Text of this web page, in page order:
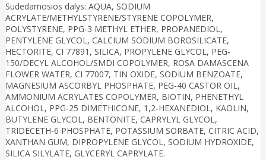
Sudedamosios dalys: AQUA, SODIUM
ACRYLATE/METHYLSTYRENE/STYRENE COPOLYMER,
POLYSTYRENE, PPG-3 METHYL ETHER, PROPANEDIOL,
PENTYLENE GLYCOL, CALCIUM SODIUM BOROSILICATE,
HECTORITE, CI 77891, SILICA, PROPYLENE GLYCOL, PEG-
150/DECYL ALCOHOL/SMDI COPOLYMER, ROSA DAMASCENA
FLOWER WATER, CI 77007, TIN OXIDE, SODIUM BENZOATE,
MAGNESIUM ASCORBYL PHOSPHATE, PEG-40 CASTOR OIL,
AMMONIUM ACRYLATES COPOLYMER, BIOTIN, PHENETHYL
ALCOHOL, PPG-25 DIMETHICONE, 1,2-HEXANEDIOL, KAOLIN,
BUTYLENE GLYCOL, BENTONITE, CAPRYLYL GLYCOL,
TRIDECETH-6 PHOSPHATE, POTASSIUM SORBATE, CITRIC ACID,
XANTHAN GUM, DIPROPYLENE GLYCOL, SODIUM HYDROXIDE,
SILICA SILYLATE, GLYCERYL CAPRYLATE.